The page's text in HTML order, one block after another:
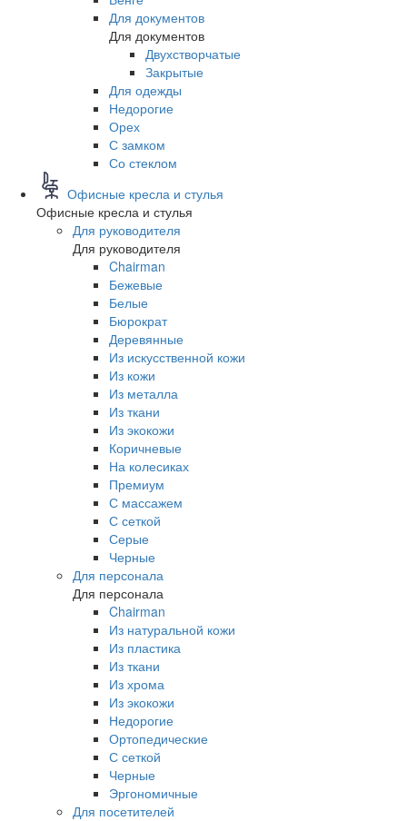
Для документов
Для документов
Двухстворчатые
Закрытые
Для одежды
Недорогие
Орех
С замком
Со стеклом
Офисные кресла и стулья
Офисные кресла и стулья
Для руководителя
Для руководителя
Chairman
Бежевые
Белые
Бюрократ
Деревянные
Из искусственной кожи
Из кожи
Из металла
Из ткани
Из экокожи
Коричневые
На колесиках
Премиум
С массажем
С сеткой
Серые
Черные
Для персонала
Для персонала
Chairman
Из натуральной кожи
Из пластика
Из ткани
Из хрома
Из экокожи
Недорогие
Ортопедические
С сеткой
Черные
Эргономичные
Для посетителей